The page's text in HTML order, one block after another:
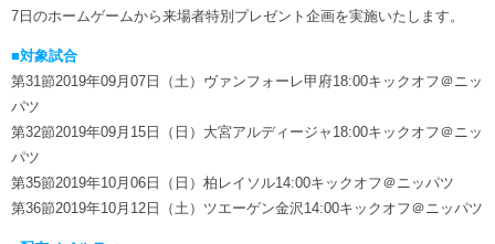
7日のホームゲームから来場者特別プレゼント企画を実施いたします。
■対象試合
第31節2019年09月07日（土）ヴァンフォーレ甲府18:00キックオフ＠ニッ
パツ
第32節2019年09月15日（日）大宮アルディージャ18:00キックオフ＠ニッ
パツ
第35節2019年10月06日（日）柏レイソル14:00キックオフ＠ニッパツ
第36節2019年10月12日（土）ツエーゲン金沢14:00キックオフ＠ニッパツ